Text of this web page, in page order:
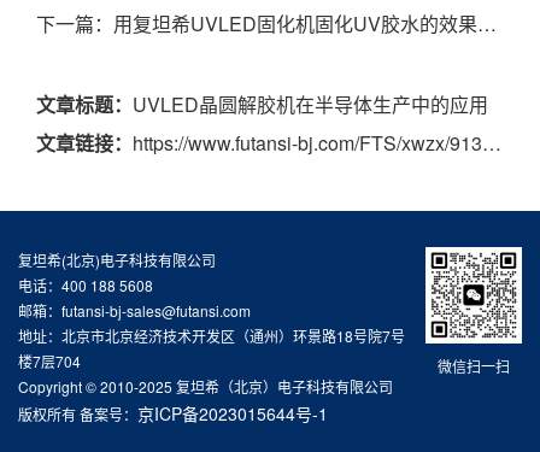
下一篇： 用复坦希UVLED固化机固化UV胶水的效果分析
文章标题： UVLED晶圆解胶机在半导体生产中的应用
文章链接： https://www.futansi-bj.com/FTS/xwzx/913.html
微信扫一扫
复坦希(北京)电子科技有限公司
电话：400 188 5608
邮箱：futansi-bj-sales@futansi.com
地址：北京市北京经济技术开发区（通州）环景路18号院7号
楼7层704
Copyright © 2010-2025 复坦希（北京）电子科技有限公司
版权所有 备案号： 京ICP备2023015644号-1